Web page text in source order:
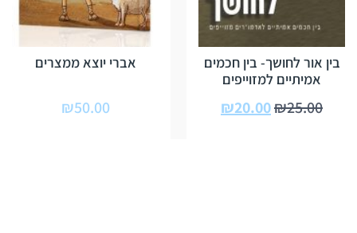
בין אור לחושך- בין חכמים
אמיתיים למזוייפים
₪25.00
₪20.00
אברי יוצא ממצרים
₪50.00